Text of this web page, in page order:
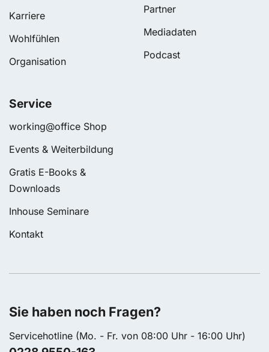
Karriere
Wohlfühlen
Organisation
Partner
Mediadaten
Podcast
Service
working@office Shop
Events & Weiterbildung
Gratis E-Books &
Downloads
Inhouse Seminare
Kontakt
Sie haben noch Fragen?
Servicehotline (Mo. - Fr. von 08:00 Uhr - 16:00 Uhr)